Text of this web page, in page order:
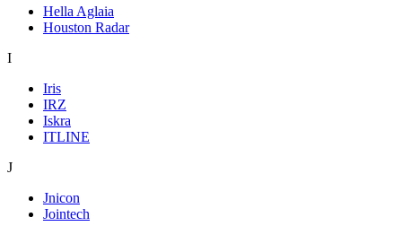
Hella Aglaia
Houston Radar
I
Iris
IRZ
Iskra
ITLINE
J
Jnicon
Jointech